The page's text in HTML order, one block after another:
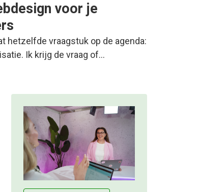
voor je
hetzelfde vraagstuk op de agenda:
Ik krijg de vraag of…